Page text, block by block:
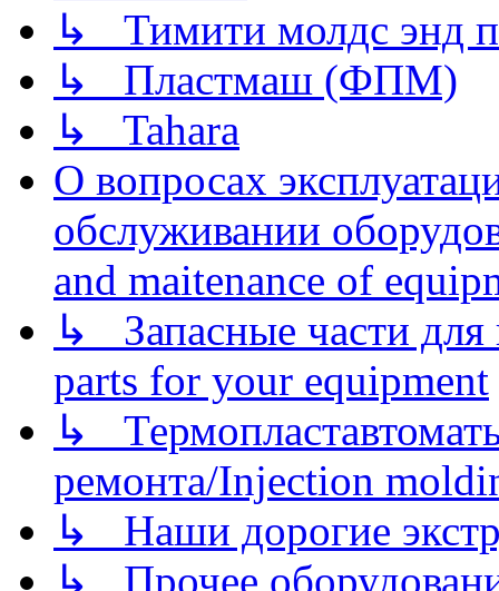
↳ Тимити молдс энд
↳ Пластмаш (ФПМ)
↳ Tahara
О вопросах
обслуживании
and maitenance of
↳ Запасные части для
parts for your equipment
↳
ремонта/Injection
↳ Наши дорогие
↳ Прочее